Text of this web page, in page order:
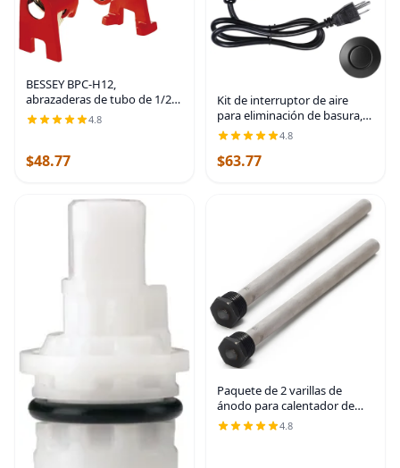
BESSEY BPC-H12,
abrazaderas de tubo de 1/2
pulgada estilo H -
Increíblemente versátiles,
abrazadera de taller
4.8
$48.77
Kit de interruptor de aire
para eliminación de basura,
doble salida, desagüe de
fregadero, acero inoxidable
negro, botón de
4.8
$63.77
Paquete de 2 varillas de
ánodo para calentador de
agua para RV, varilla de
ánodo para calentadores de
4.8